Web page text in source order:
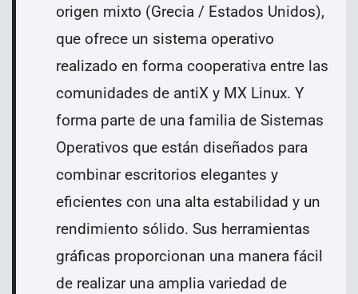
origen mixto (Grecia / Estados Unidos),
que ofrece un sistema operativo
realizado en forma cooperativa entre las
comunidades de antiX y MX Linux. Y
forma parte de una familia de Sistemas
Operativos que están diseñados para
combinar escritorios elegantes y
eficientes con una alta estabilidad y un
rendimiento sólido. Sus herramientas
gráficas proporcionan una manera fácil
de realizar una amplia variedad de